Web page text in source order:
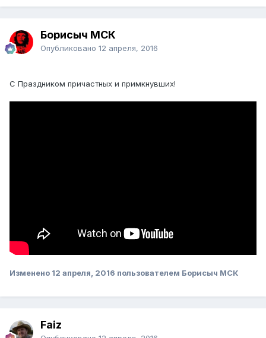
Борисыч МСК
Опубликовано 12 апреля, 2016
С Праздником причастных и примкнувших!
Изменено 12 апреля, 2016 пользователем Борисыч МСК
Faiz